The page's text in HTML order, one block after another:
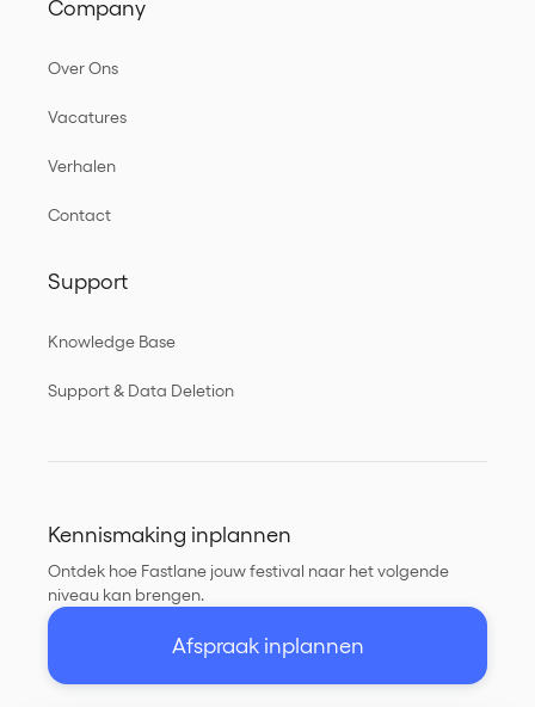
Company
Over Ons
Vacatures
Verhalen
Contact
Support
Knowledge Base
Support & Data Deletion
Kennismaking inplannen
Ontdek hoe Fastlane jouw festival naar het volgende
niveau kan brengen.
Afspraak inplannen